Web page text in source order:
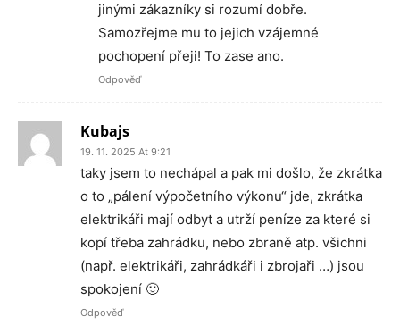
jinými zákazníky si rozumí dobře.
Samozřejme mu to jejich vzájemné
pochopení přeji! To zase ano.
Odpověď
Kubajs
19. 11. 2025 At 9:21
taky jsem to nechápal a pak mi došlo, že zkrátka
o to „pálení výpočetního výkonu“ jde, zkrátka
elektrikáři mají odbyt a utrží peníze za které si
kopí třeba zahrádku, nebo zbraně atp. všichni
(např. elektrikáři, zahrádkáři i zbrojaři …) jsou
spokojení 🙂
Odpověď